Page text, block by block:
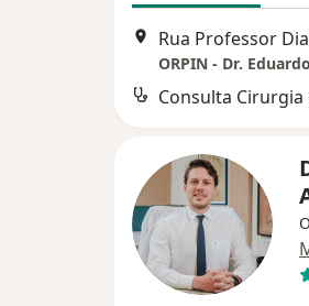
ORPIN - Dr.
Consulta Cirurgia